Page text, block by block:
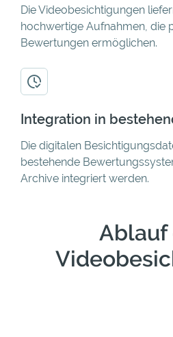
Die Videobesichtigungen
hochwertige Aufnahmen, die
Bewertungen ermöglichen.
Integration in
Die digitalen
bestehende
Archive integriert werden.
Ablauf